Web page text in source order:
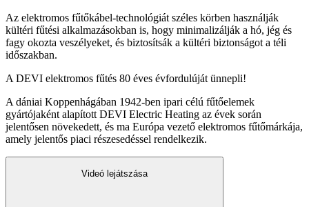
Az elektromos fűtőkábel-technológiát széles körben használják
kültéri fűtési alkalmazásokban is, hogy minimalizálják a hó, jég és
fagy okozta veszélyeket, és biztosítsák a kültéri biztonságot a téli
időszakban.
A DEVI elektromos fűtés 80 éves évfordulúját ünnepli!
A dániai Koppenhágában 1942-ben ipari célú fűtőelemek
gyártójaként alapított DEVI Electric Heating az évek során
jelentősen növekedett, és ma Európa vezető elektromos fűtőmárkája,
amely jelentős piaci részesedéssel rendelkezik.
Videó lejátszása